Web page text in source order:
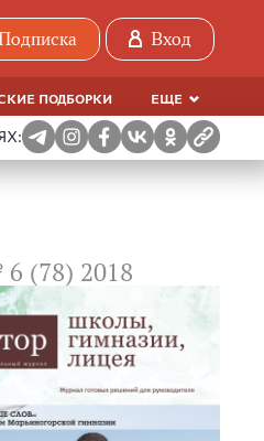
Вход
ПОДБОРКИ ЕЩЕ
(78) 2018